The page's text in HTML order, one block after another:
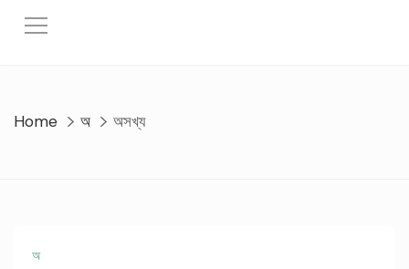
Home অ অসখ্য
অ